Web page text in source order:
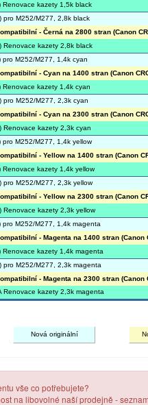
Renovace kazety 1,5k black
pro M252/M277, 2,8k black
- Černá na 2800 stran (Canon
Renovace kazety 2,8k black
pro M252/M277, 1,4k cyan
- Cyan na 1400 stran (Canon
Renovace kazety 1,4k cyan
pro M252/M277, 2,3k cyan
- Cyan na 2300 stran (Canon
Renovace kazety 2,3k cyan
pro M252/M277, 1,4k yellow
- Yellow na 1400 stran (Canon
Renovace kazety 1,4k yellow
pro M252/M277, 2,3k yellow
- Yellow na 2300 stran (Canon
Renovace kazety 2,3k yellow
pro M252/M277, 1,4k magenta
- Magenta na 1400 stran (Canon
Renovace kazety 1,4k magenta
pro M252/M277, 2,3k magenta
- Magenta na 2300 stran (Canon
Renovace kazety 2,3k magenta
Nová originální
vše co potřebujete?
na libovolné naší prodejně -